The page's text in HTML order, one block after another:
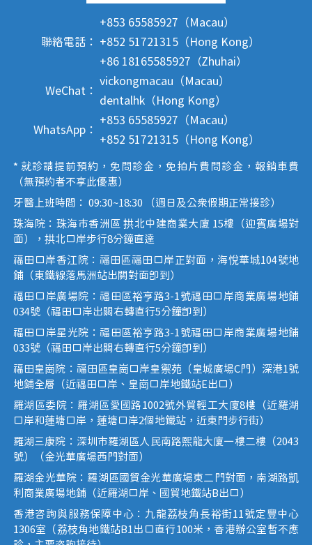
聯絡電話：
+853 65585927（Macau）
+852 51721315（Hong Kong）
+86 18165585927（Zhuhai）
WeChat：
vickongmacau（Macau）
dentalhk（Hong Kong）
WhatsApp：
+853 65585927（Macau）
+852 51721315（Hong Kong）
* 就診請提前預約，免問診金，免拍片費問診金，報銷車費
（無預約者不享此優惠）
牙醫上班時間： 09:30~18:30 （週日及公眾假期正常接診）
珠海院：珠海市香洲區 拱北中建商業大廈 15樓（迎賓廣場對
面），拱北口岸步行8分鐘直達
福田口岸香江院：福田區福田口岸正對面，海悅華城104號地
鋪（東鐵線落馬洲站出關對面即到）
福田口岸廣場院：福田區裕亨路3-1號福田口岸商業廣場地鋪
034號（福田口岸出關右轉直行5分鐘即到）
福田口岸星光院：福田區裕亨路3-1號福田口岸商業廣場地鋪
033號（福田口岸出關右轉直行5分鐘即到）
福田皇崗院：福田區皇崗口岸皇禦苑（皇城廣場C門）深港1號
地鋪全層（近福田口岸、皇崗口岸地鐵站E出口）
羅湖區委院：羅湖區愛國路1002號外貿輕工大廈8樓（近羅湖
口岸和蓮塘口岸，蓮塘口岸2個地鐵站，近東門步行街）
羅湖三康院：深圳市羅湖區人民南路熙龍大廈一樓二樓（2043
號）（金光華廣場西門對面）
羅湖金光華院：羅湖區國貿金光華廣場東二門對面，南湖路凱
利商業廣場地鋪（近羅湖口岸、國貿地鐵站B出口）
香港咨詢與服務保障中心：九龍荔枝角長裕街11號定豐中心
1306室（荔枝角地鐵站B1出口直行100米，香港辦公室暫不應